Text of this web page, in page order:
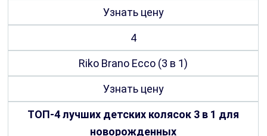
Узнать цену
4
Riko Brano Ecco (3 в 1)
Узнать цену
ТОП-4 лучших детских колясок 3 в 1 для
новорожденных